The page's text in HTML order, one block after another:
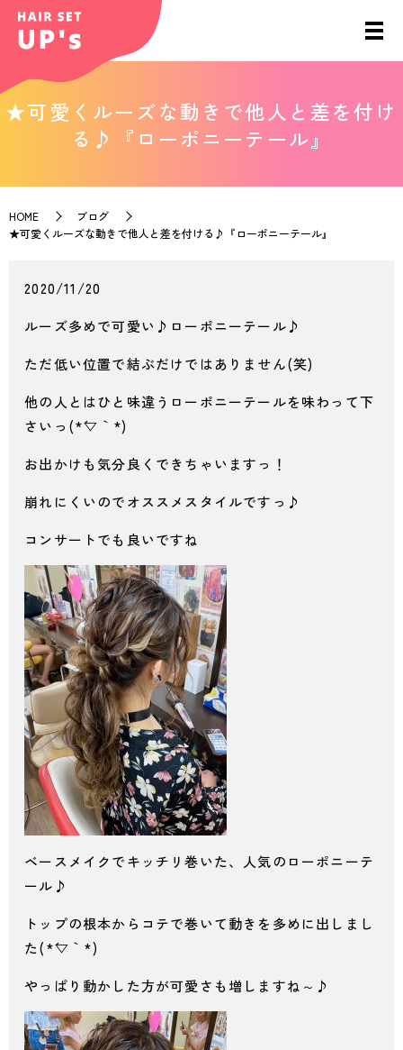
★可愛くルーズな動きで他人と差を付け
る♪『ローポニーテール』
HOME
ブログ
★可愛くルーズな動きで他人と差を付ける♪『ローポニーテール』
2020/11/20
ルーズ多めで可愛い♪ローポニーテール♪
ただ低い位置で結ぶだけではありません(笑)
他の人とはひと味違うローポニーテールを味わって下
さいっ(*´▽｀*)
お出かけも気分良くできちゃいますっ！
崩れにくいのでオススメスタイルですっ♪
コンサートでも良いですね
ベースメイクでキッチリ巻いた、人気のローポニーテ
ール♪
トップの根本からコテで巻いて動きを多めに出しまし
た(*´▽｀*)
やっぱり動かした方が可愛さも増しますね～♪